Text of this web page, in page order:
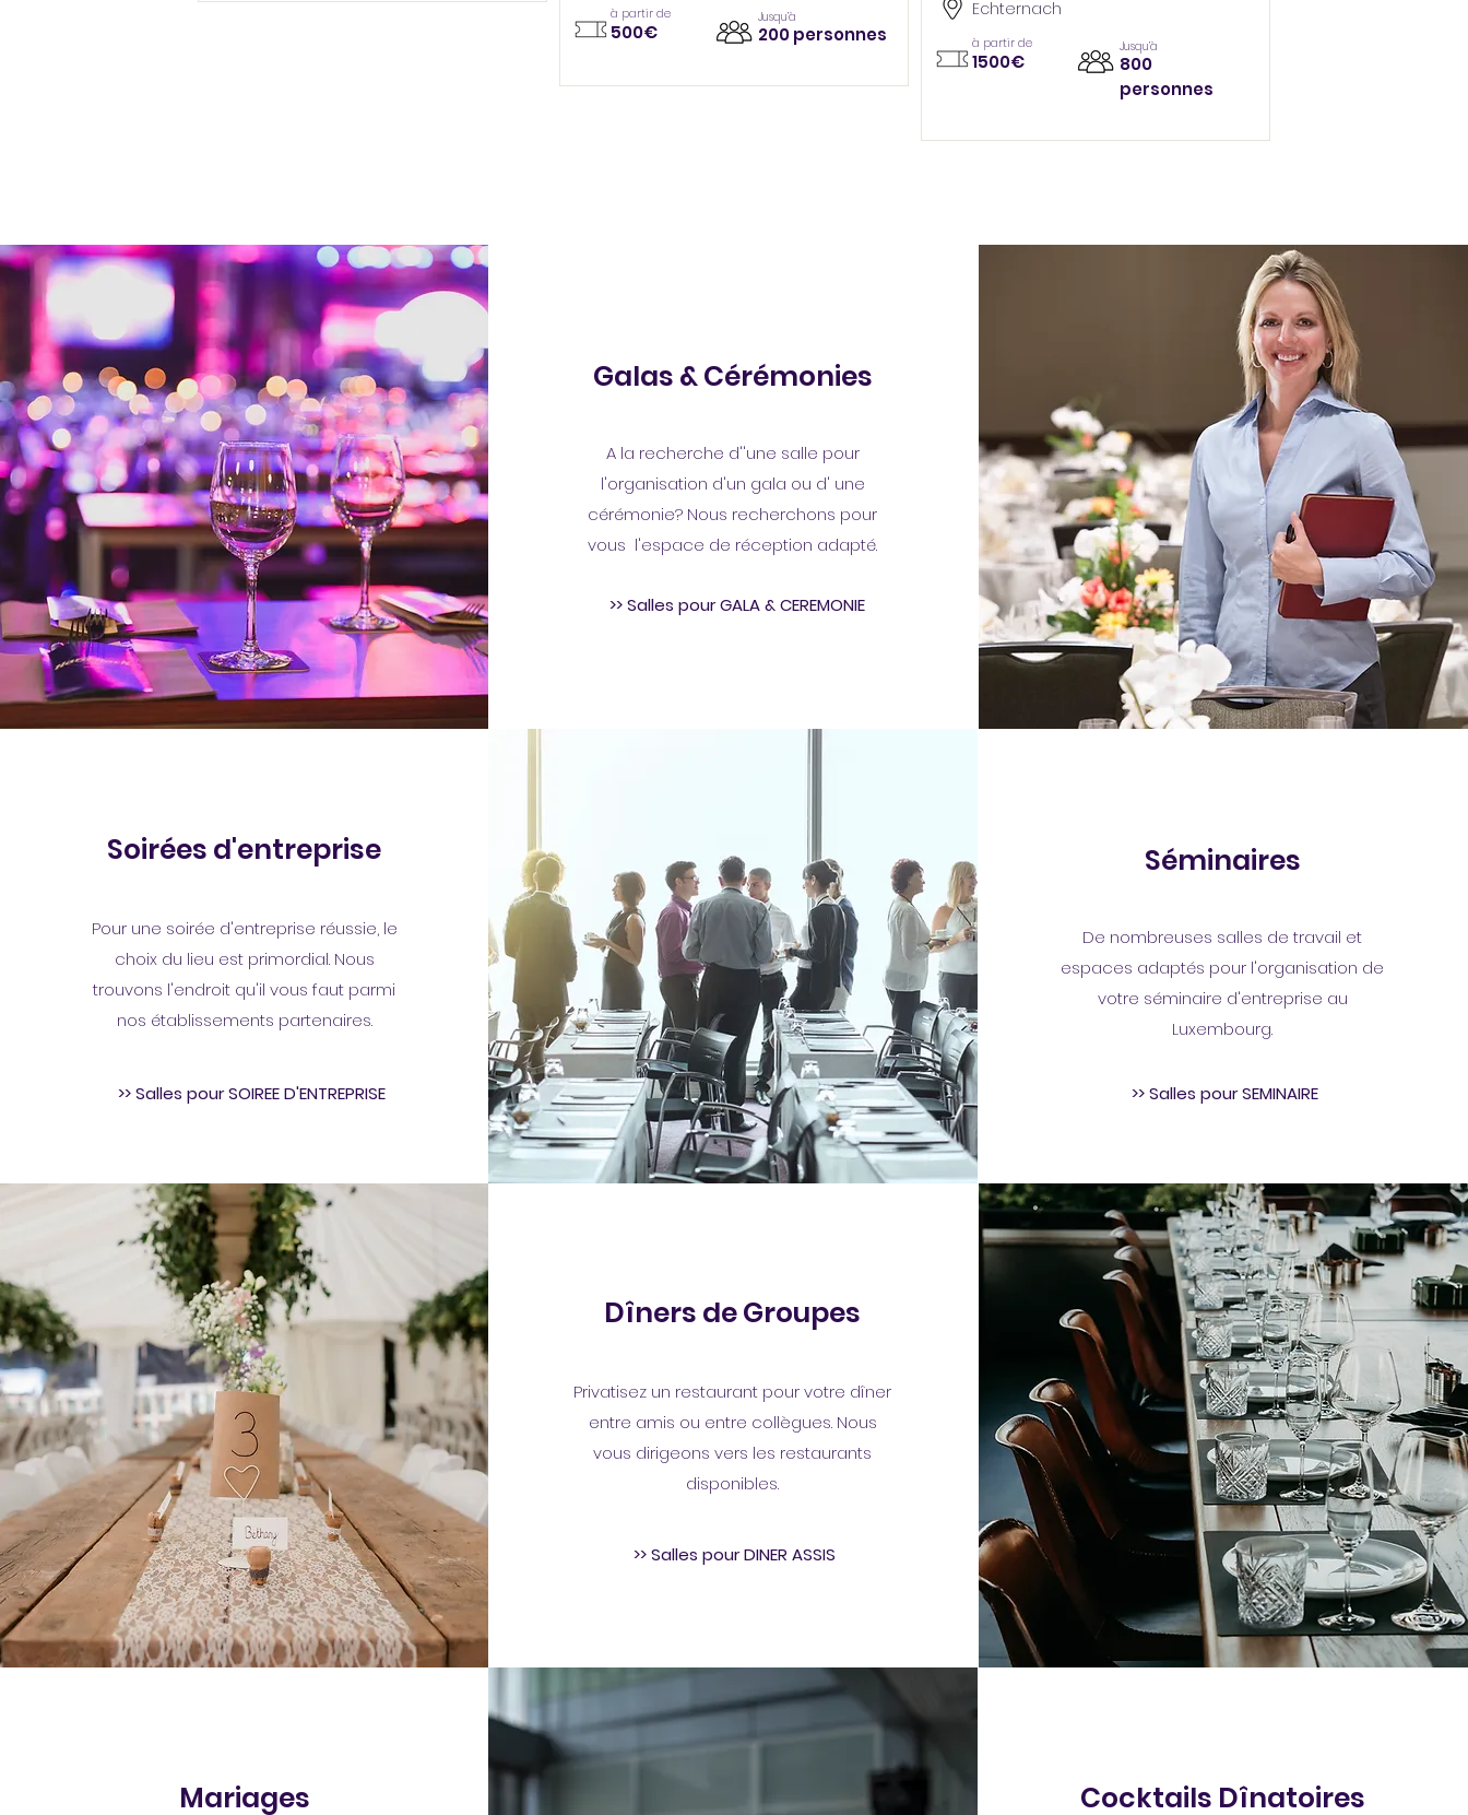
à partir de
500€
Jusqu’à
200 personnes
Echternach
à partir de
1500€
Jusqu’à
800
personnes
Galas & Cérémonies
A la recherche d''une salle pour
l'organisation d'un gala ou d' une
cérémonie? Nous recherchons pour
vous l'espace de réception adapté.
>> Salles pour GALA & CEREMONIE
Soirées d'entreprise
Pour une soirée d'entreprise réussie, le
choix du lieu est primordial. Nous
trouvons l'endroit qu'il vous faut parmi
nos établissements partenaires.
>> Salles pour SOIREE D'ENTREPRISE
Séminaires
De nombreuses salles de travail et
espaces adaptés pour l'organisation de
votre séminaire d'entreprise au
Luxembourg.
>> Salles pour SEMINAIRE
Dîners de Groupes
Privatisez un restaurant pour votre dîner
entre amis ou entre collègues. Nous
vous dirigeons vers les restaurants
disponibles.
>> Salles pour DINER ASSIS
Mariages Cocktails Dînatoires